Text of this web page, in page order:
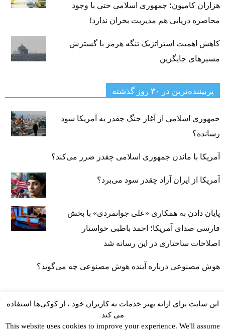
هزاران کامیون؛ جمهوری اسلامی حتی با وجود
محاصره دریایی هم مدیریت بحران ندارد!
کاهش اهمیت استراتژیک تنگه‌ هرمز با گسترش
مسیرهای جایگزین
پربیننده‌ترین‌ در ۳۰ روز گذشته
جمهوری اسلامی از آغاز جنگ چقدر به آمریکا سود
رسانده؟
آمریکا با ماندن جمهوری اسلامی چقدر ضرر می‌کند؟
آمریکا از ایران آزاد چقدر سود می‌برد؟
پایان دادن به همکاری «علی جوانمردی» با بخش
فارسی صدای آمریکا؛ احمد باطبی خواستار
اصلاحات ساختاری در این رسانه شد
هوش مصنوعی درباره آینده هوش مصنوعی چه می‌گوید؟
این سایت برای ارائه بهتر خدمات به کاربران خود ، از کوکی‌ها استفاده
می کند
This website uses cookies to improve your experience. We'll assume